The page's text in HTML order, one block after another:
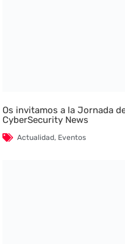
Os invitamos a la Jornada
CyberSecurity News
Actualidad, Eventos